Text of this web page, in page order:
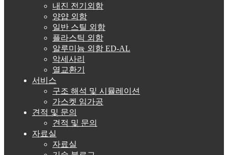
내진 전기외함
양얍 외함
일반 스틸 외함
플라스틱 외함
알루미늄 외함 ED-AL
악세사리
열교환기
서비스
구조 해석 및 시뮬레이션
가스켓 임가공
견적 및 문의
견적 및 문의
자료실
자료실